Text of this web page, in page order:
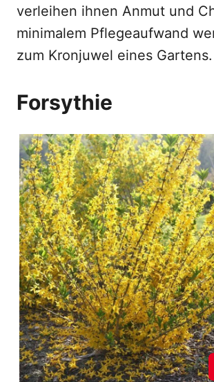
verleihen ihnen Anmut und
minimalem Pflegeaufwand
zum Kronjuwel eines Gartens.
Forsythie